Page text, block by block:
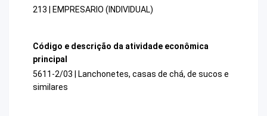
213 | EMPRESARIO (INDIVIDUAL)
Código e descrição da atividade econômica
principal
5611-2/03 | Lanchonetes, casas de chá, de sucos e
similares